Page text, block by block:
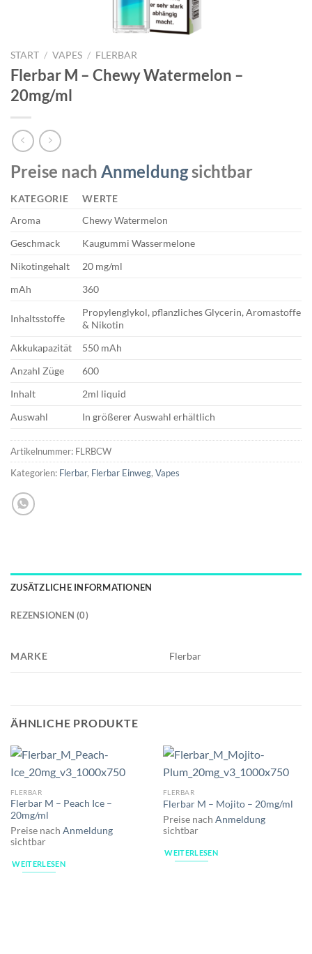
START / VAPES / FLERBAR
Flerbar M – Chewy Watermelon –
20mg/ml
Preise nach Anmeldungsichtbar
KATEGORIE
WERTE
Aroma
Chewy Watermelon
Geschmack
Kaugummi Wassermelone
Nikotingehalt
20 mg/ml
mAh
360
Inhaltsstoffe
Propylenglykol, pflanzliches Glycerin, Aromastoffe
& Nikotin
Akkukapazität
550 mAh
Anzahl Züge
600
Inhalt
2ml liquid
Auswahl
In größerer Auswahl erhältlich
Artikelnummer: FLRBCW
Kategorien: Flerbar, Flerbar Einweg, Vapes
ZUSÄTZLICHE INFORMATIONEN
REZENSIONEN (0)
MARKE Flerbar
ÄHNLICHE PRODUKTE
FLERBAR
Flerbar M – Peach Ice –
20mg/ml
Preise nach Anmeldung
sichtbar
WEITERLESEN
FLERBAR
Flerbar M – Mojito – 20mg/ml
Preise nach Anmeldung
sichtbar
WEITERLESEN